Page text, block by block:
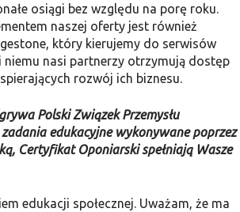
osiągi bez względu na porę roku.
naszej oferty jest również
który kierujemy do serwisów
niemu nasi partnerzy otrzymują dostęp
rozwój ich biznesu.
Polski Związek Przemysłu
zadania edukacyjne wykonywane poprzez
Certyfikat Oponiarski spełniają Wasze
edukacji społecznej. Uważam, że ma